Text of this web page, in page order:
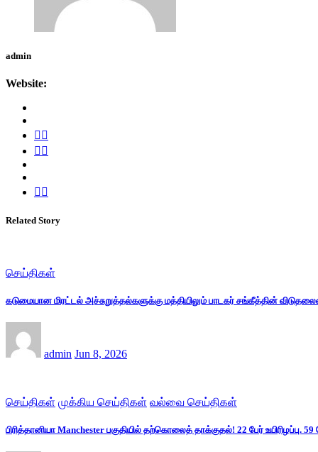
admin
Website:
Related Story
செய்திகள்
கடுமையான மிரட்டல் அச்சுறுத்தல்களுக்கு மத்தியிலும் பாடகர் சங்கீத்தின்
admin Jun 8, 2026
செய்திகள் முக்கிய செய்திகள் வல்வை செய்திகள்
பிரித்தானியா Manchester பகுதியில் தற்கொலைத் தாக்குதல்! 22 பேர் உயிரிழப்பு.